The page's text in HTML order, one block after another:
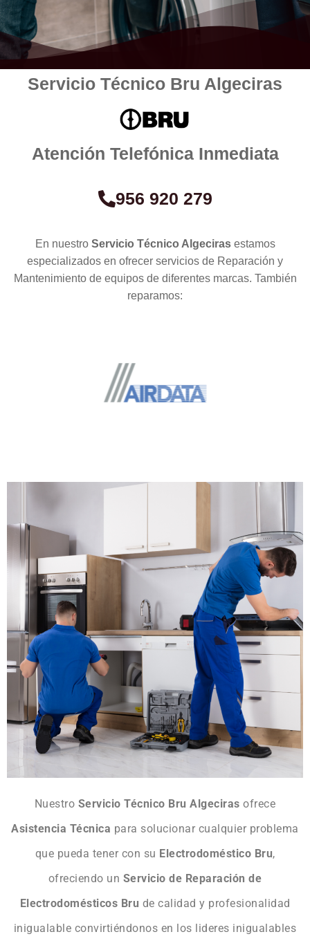
Servicio Técnico Bru Algeciras
Atención Telefónica Inmediata
956 920 279
En nuestro Servicio Técnico Algecirasestamos
especializados en ofrecer servicios de Reparación y
Mantenimiento de equipos de diferentes marcas. También
reparamos:
Nuestro Servicio Técnico Bru Algeciras ofrece
Asistencia Técnica para solucionar cualquier problema
que pueda tener con su Electrodoméstico Bru,
ofreciendo un Servicio de Reparación de
Electrodomésticos Bru de calidad y profesionalidad
inigualable convirtiéndonos en los lideres inigualables